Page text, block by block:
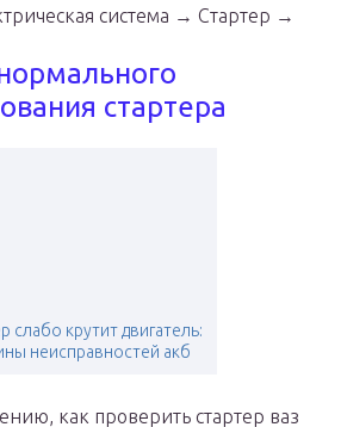
система → Стартер →
стартера
слабо крутит двигатель:
неисправностей акб
как проверить стартер ваз